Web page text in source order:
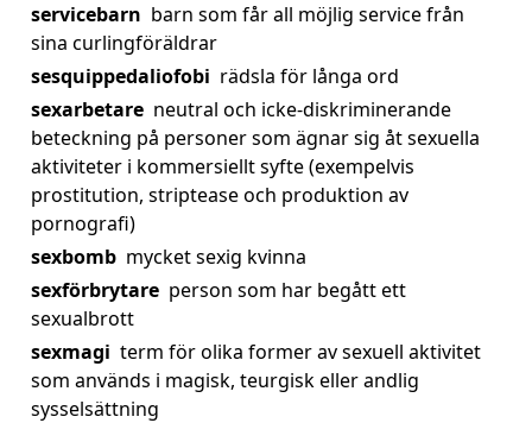
servicebarn barn som får all möjlig service från
sina curlingföräldrar
sesquippedaliofobi rädsla för långa ord
sexarbetare neutral och icke-diskriminerande
beteckning på personer som ägnar sig åt sexuella
aktiviteter i kommersiellt syfte (exempelvis
prostitution, striptease och produktion av
pornografi)
sexbomb mycket sexig kvinna
sexförbrytare person som har begått ett
sexualbrott
sexmagi term för olika former av sexuell aktivitet
som används i magisk, teurgisk eller andlig
sysselsättning